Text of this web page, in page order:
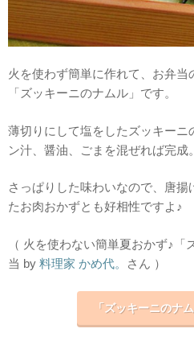
火を使わず簡単に作れて、お弁当
「ズッキーニのナムル」です。
薄切りにして塩をしたズッキーニ
ン汁、醤油、ごまを混ぜれば完成。
さっぱりした味わいなので、唐
たお肉おかずとも好相性ですよ♪
（ 火を使わない簡単夏おかず♪
当 by 料理家 かめ代。 さん ）
「ズッキーニのナ